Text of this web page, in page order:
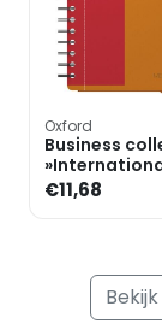
Oxford
Business
gelinieerd,
€11,68